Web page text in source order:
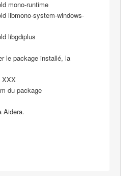
mono-runtime
libmono-system-windows-
libgdiplus
le package installé, la
XXX
du package
Aidera.